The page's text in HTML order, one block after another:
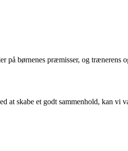
børnenes præmisser, og
skabe et godt sammenhold, kan vi